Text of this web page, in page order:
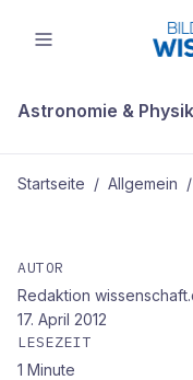
Astronomie & Physik
Startseite / Allgemein /
INHALT
AUTOR
Redaktion
17. April 2012
LESEZEIT
1 Minute